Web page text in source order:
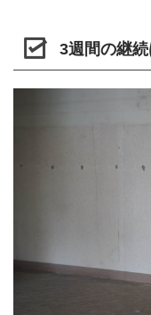
3週間の継